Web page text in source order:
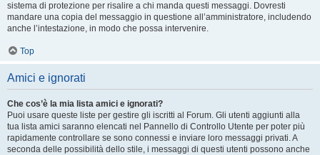
sistema di protezione per risalire a chi manda questi messaggi. Dovresti
mandare una copia del messaggio in questione all’amministratore, includendo
anche l’intestazione, in modo che possa intervenire.
Top
Amici e ignorati
Che cos’è la mia lista amici e ignorati?
Puoi usare queste liste per gestire gli iscritti al Forum. Gli utenti aggiunti alla
tua lista amici saranno elencati nel Pannello di Controllo Utente per poter più
rapidamente controllare se sono connessi e inviare loro messaggi privati. A
seconda delle possibilità dello stile, i messaggi di questi utenti possono anche